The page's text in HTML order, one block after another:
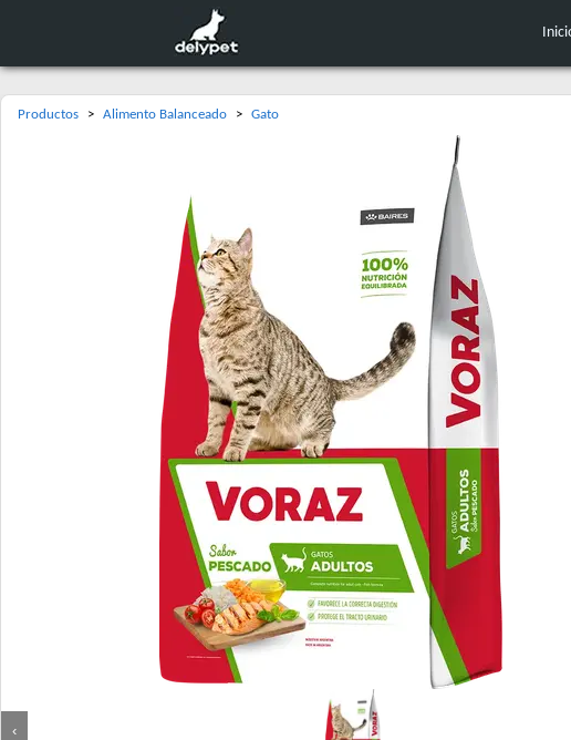
Productos > Alimento Balanceado > Gato
‹